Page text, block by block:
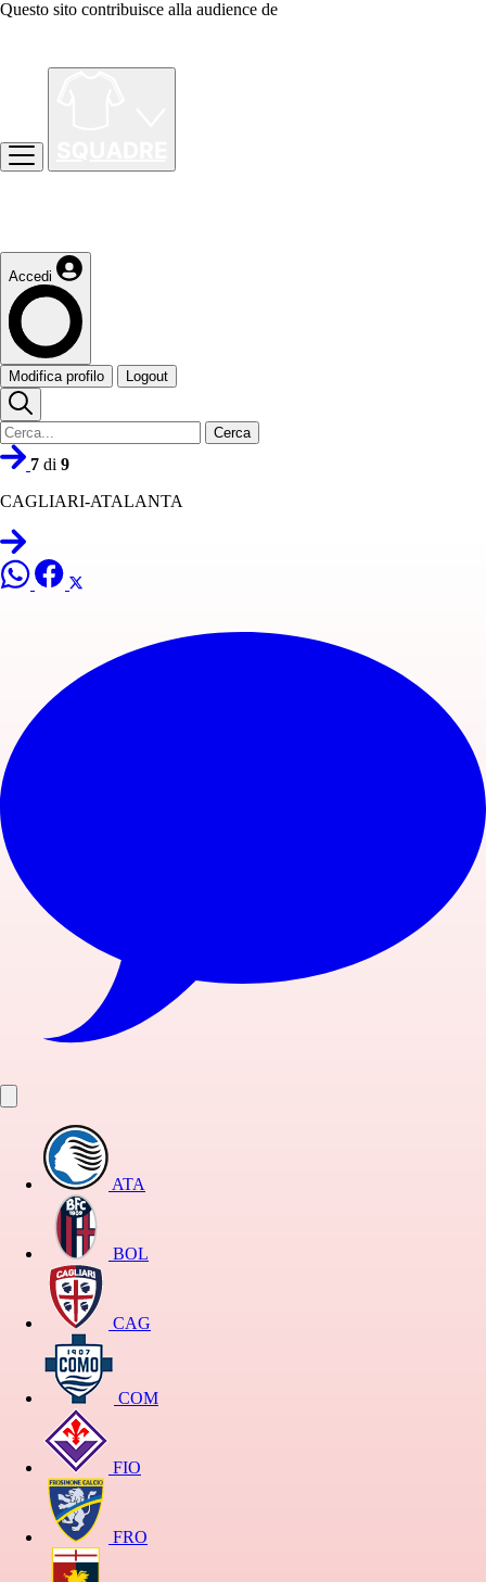
Questo sito contribuisce alla audience de
Accedi
Modifica profilo Logout
Cerca
7 di 9
CAGLIARI-ATALANTA
ATA
BOL
CAG
COM
FIO
FRO